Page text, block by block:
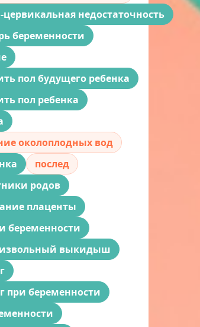
недостаточность
беременности
пол будущего ребенка
пол ребенка
околоплодных вод
послед
родов
плаценты
беременности
выкидыш
при беременности